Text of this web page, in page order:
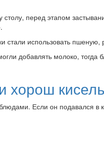
столу, перед этапом
использовать пшеную,
добавлять молоко,
хорош кисель
Если он подавался в